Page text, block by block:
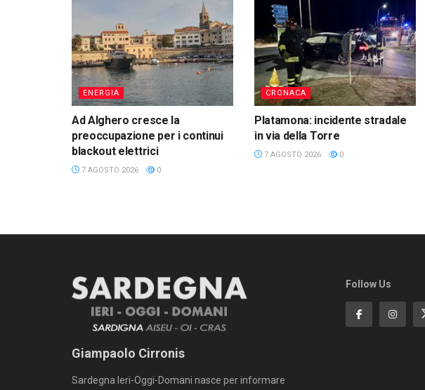
ENERGIA
Ad Alghero cresce la
preoccupazione per i continui
blackout elettrici
7 AGOSTO 2026 0
CRONACA
Platamona: incidente stradale
in via della Torre
7 AGOSTO 2026 0
Giampaolo Cirronis
Sardegna Ieri-Oggi-Domani nasce per informare
Follow Us